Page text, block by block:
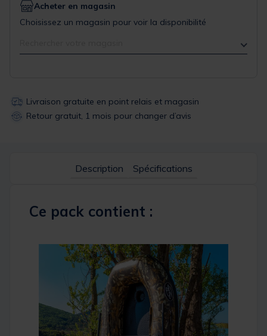
Acheter en magasin
Choisissez un magasin pour voir la disponibilité
Livraison gratuite en point relais et magasin
Retour gratuit, 1 mois pour changer d’avis
Description Spécifications
Ce pack contient :